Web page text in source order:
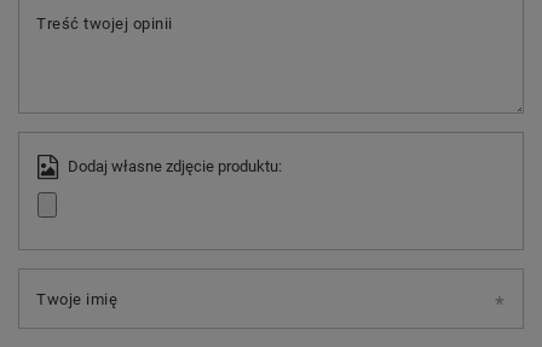
Treść twojej opinii
Dodaj własne zdjęcie produktu:
Twoje imię